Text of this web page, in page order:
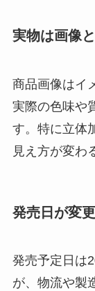
実物は画像
商品画像はイ
実際の色味や
す。特に立体
見え方が変わ
発売日が変
発売予定日は
が、物流や製